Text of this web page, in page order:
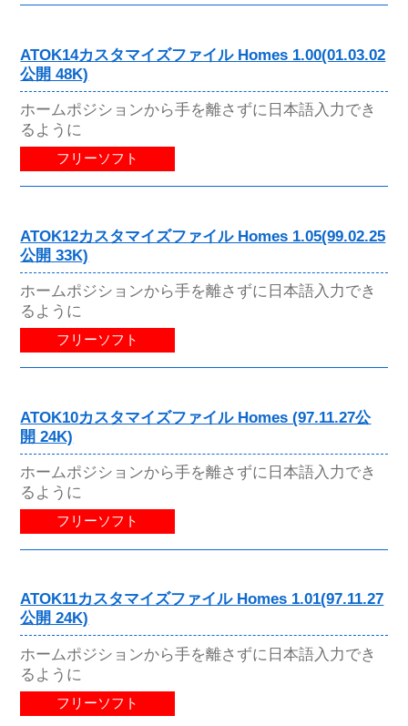
ATOK14カスタマイズファイル Homes 1.00(01.03.02
公開 48K)
ホームポジションから手を離さずに日本語入力でき
るように
フリーソフト
ATOK12カスタマイズファイル Homes 1.05(99.02.25
公開 33K)
ホームポジションから手を離さずに日本語入力でき
るように
フリーソフト
ATOK10カスタマイズファイル Homes (97.11.27公
開 24K)
ホームポジションから手を離さずに日本語入力でき
るように
フリーソフト
ATOK11カスタマイズファイル Homes 1.01(97.11.27
公開 24K)
ホームポジションから手を離さずに日本語入力でき
るように
フリーソフト